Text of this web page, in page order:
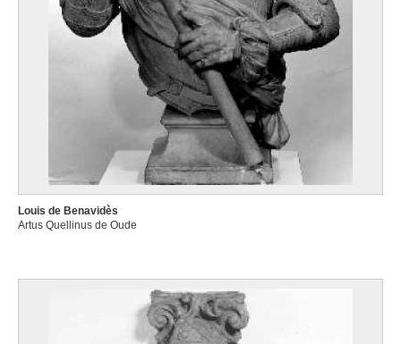
Louis de Benavidès
Artus Quellinus de Oude